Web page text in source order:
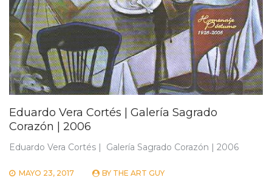
Eduardo Vera Cortés | Galería Sagrado
Corazón | 2006
Eduardo Vera Cortés | Galería Sagrado Corazón | 2006
MAYO 23, 2017 BY THE ART GUY